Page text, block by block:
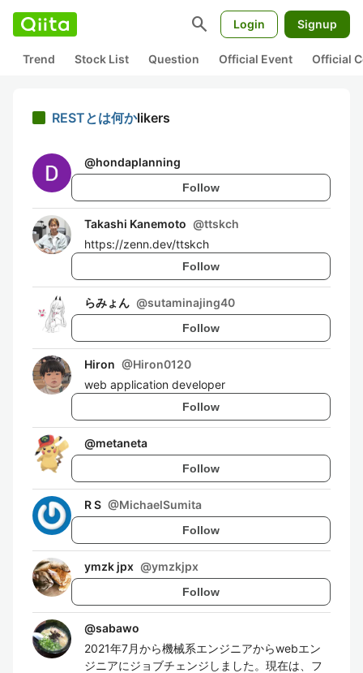
search Login Signup
Trend Stock List Question Official Event Official
RESTとは何かlikers
@hondaplanning
Follow
Takashi Kanemoto @ttskch
https://zenn.dev/ttskch
Follow
らみょん @sutaminajing40
Follow
Hiron @Hiron0120
web application developer
Follow
@metaneta
Follow
R S @MichaelSumita
Follow
ymzk jpx @ymzkjpx
Follow
@sabawo
2021年7月から機械系エンジニアからwebエン
ジニアにジョブチェンジしました。現在は、フ